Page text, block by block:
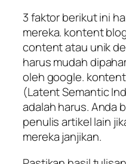
3 faktor berikut ini
mereka. kontent
content atau unik
harus mudah
oleh google.
(Latent Semantic
adalah harus. Anda
penulis artikel lain
mereka janjikan.